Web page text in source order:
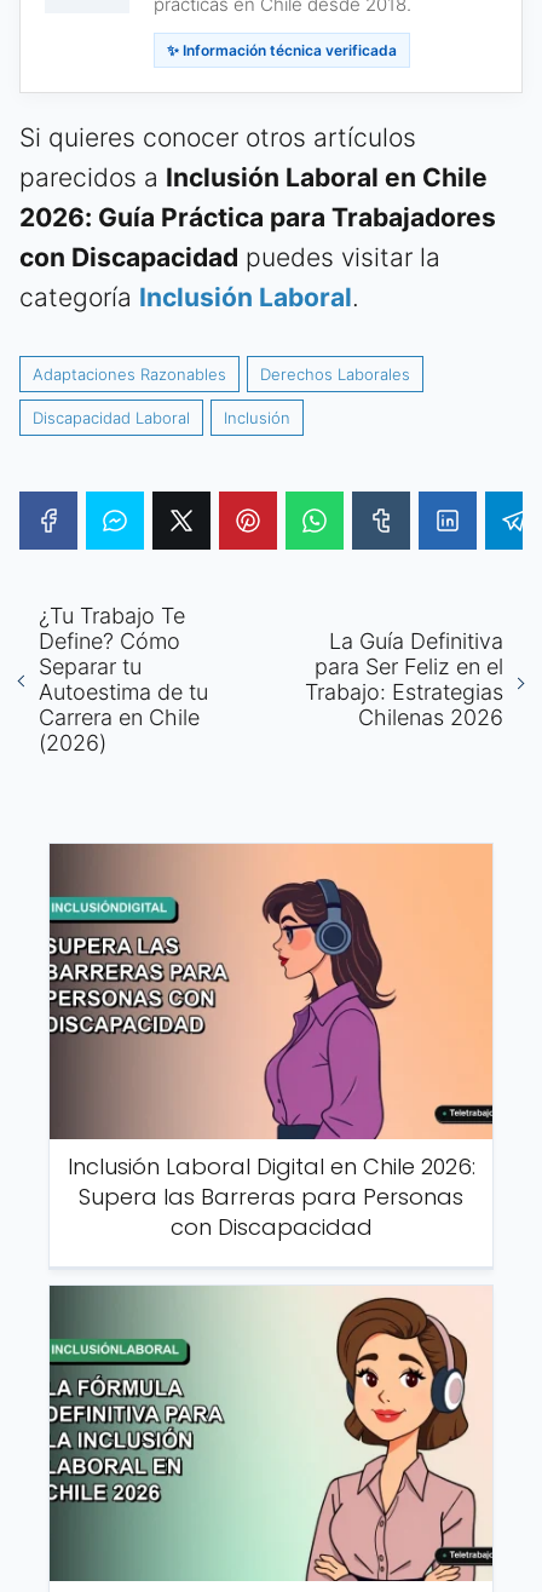
✨ Información técnica verificada
Si quieres conocer otros artículos
parecidos a Inclusión Laboral en Chile
2026: Guía Práctica para Trabajadores
con Discapacidad puedes visitar la
categoría Inclusión Laboral.
Adaptaciones Razonables Derechos Laborales
Discapacidad Laboral Inclusión
¿Tu Trabajo Te
Define? Cómo
Separar tu
Autoestima de tu
Carrera en Chile
(2026)
La Guía Definitiva
para Ser Feliz en el
Trabajo: Estrategias
Chilenas 2026
Inclusión Laboral Digital en Chile 2026:
Supera las Barreras para Personas
con Discapacidad